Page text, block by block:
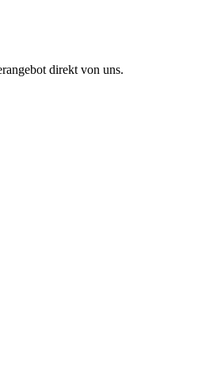
direkt von uns.